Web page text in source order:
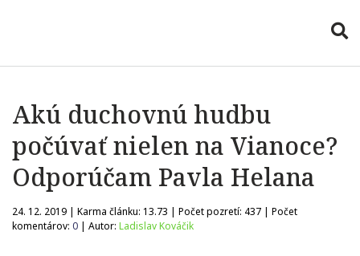
Akú duchovnú hudbu
počúvať nielen na Vianoce?
Odporúčam Pavla Helana
24. 12. 2019 | Karma článku: 13.73 | Počet pozretí: 437 | Počet
komentárov: 0 | Autor: Ladislav Kováčik